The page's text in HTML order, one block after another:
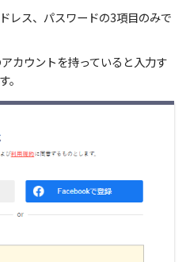
レス、パスワードの3項目のみで
カウントを持っていると入力す
。